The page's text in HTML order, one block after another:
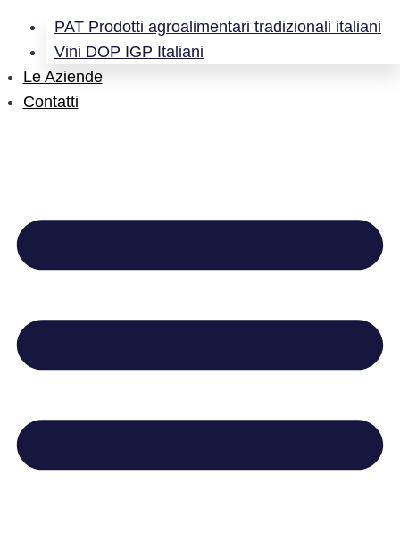
PAT Prodotti agroalimentari tradizionali italiani
Vini DOP IGP Italiani
Le Aziende
Contatti